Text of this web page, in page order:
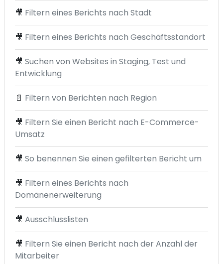
🎥 Filtern eines Berichts nach Stadt
🎥 Filtern eines Berichts nach Geschäftsstandort
🎥 Suchen von Websites in Staging, Test und
Entwicklung
📄 Filtern von Berichten nach Region
🎥 Filtern Sie einen Bericht nach E-Commerce-
Umsatz
🎥 So benennen Sie einen gefilterten Bericht um
🎥 Filtern eines Berichts nach
Domänenerweiterung
🎥 Ausschlusslisten
🎥 Filtern Sie einen Bericht nach der Anzahl der
Mitarbeiter